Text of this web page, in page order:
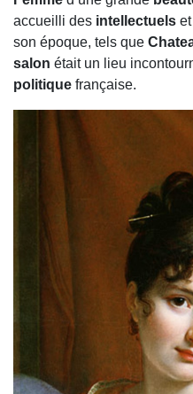
accueilli des intellectuels
son époque, tels que
salon était un lieu
politique française.